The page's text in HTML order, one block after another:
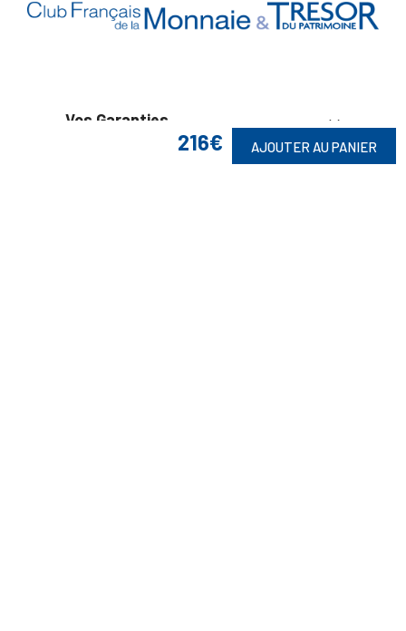
216€ AJOUTER AU PANIER
Vos Garanties 
